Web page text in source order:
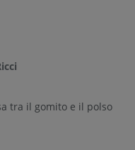
tra il gomito e il polso